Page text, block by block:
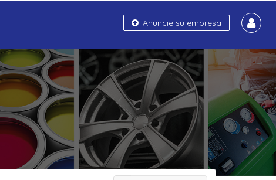
Anuncie su empresa